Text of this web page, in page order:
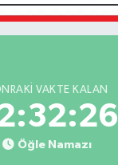
VAKTE KALAN
Öğle Namazı